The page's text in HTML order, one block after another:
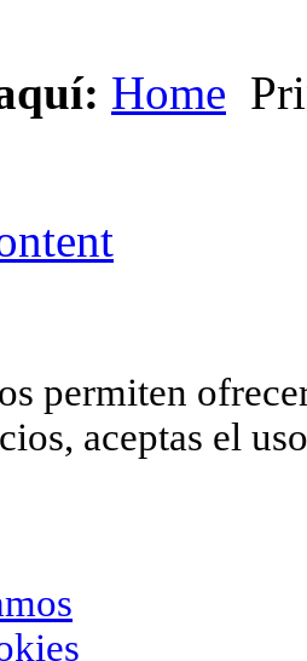
Home
permiten
aceptas el